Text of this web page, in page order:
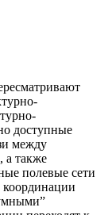
доступные
между
а также
полевые сети
координации